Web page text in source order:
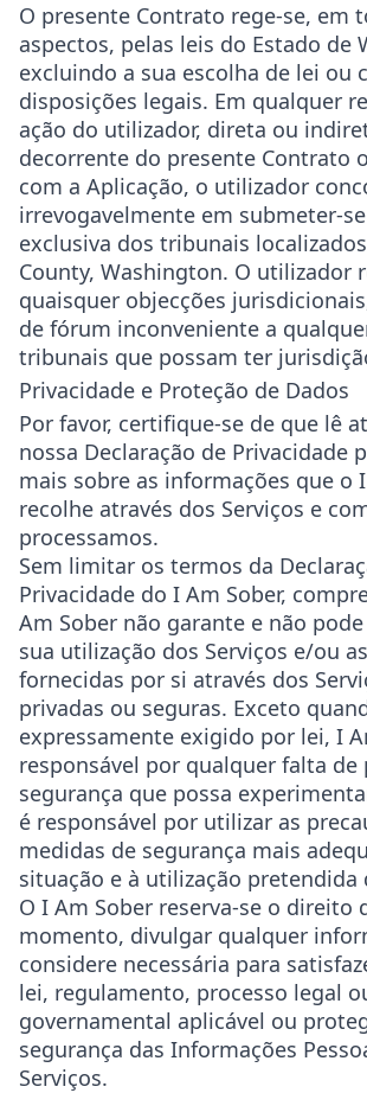
O presente Contrato rege-se, em
aspectos, pelas leis do Estado de
excluindo a sua escolha de lei ou
disposições legais. Em qualquer
ação do utilizador, direta ou
decorrente do presente Contrato
com a Aplicação, o utilizador
irrevogavelmente em submeter-
exclusiva dos tribunais
County, Washington. O utilizador
quaisquer objecções
de fórum inconveniente a
tribunais que possam ter
Privacidade e Proteção de Dados
Por favor, certifique-se de que lê
nossa Declaração de Privacidade
mais sobre as informações que o
recolhe através dos Serviços e
processamos.
Sem limitar os termos da
Privacidade do I Am Sober,
Am Sober não garante e não
sua utilização dos Serviços e/ou
fornecidas por si através dos
privadas ou seguras. Exceto
expressamente exigido por lei, I
responsável por qualquer falta de
segurança que possa
é responsável por utilizar as
medidas de segurança mais
situação e à utilização pretendida
O I Am Sober reserva-se o direito
momento, divulgar qualquer
considere necessária para
lei, regulamento, processo legal
governamental aplicável ou
segurança das Informações
Serviços.